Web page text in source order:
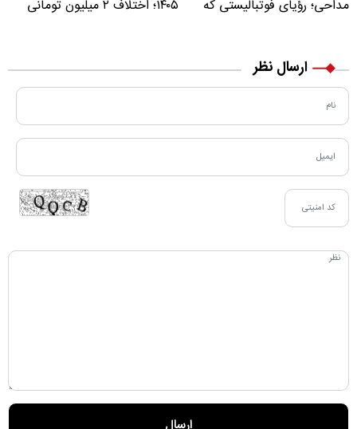
مداحی؛ رؤیای فوتبالیستی که
۱۴۰۵؛ اختلاف ۲ میلیون تومانی
ارسال نظر